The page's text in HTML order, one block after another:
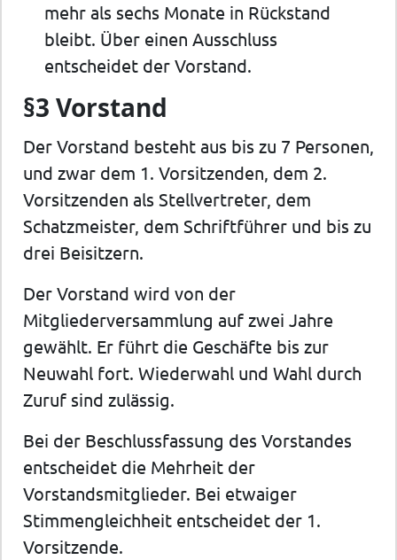
mehr als sechs Monate in Rückstand
bleibt. Über einen Ausschluss
entscheidet der Vorstand.
§3 Vorstand
Der Vorstand besteht aus bis zu 7 Personen,
und zwar dem 1. Vorsitzenden, dem 2.
Vorsitzenden als Stellvertreter, dem
Schatzmeister, dem Schriftführer und bis zu
drei Beisitzern.
Der Vorstand wird von der
Mitgliederversammlung auf zwei Jahre
gewählt. Er führt die Geschäfte bis zur
Neuwahl fort. Wiederwahl und Wahl durch
Zuruf sind zulässig.
Bei der Beschlussfassung des Vorstandes
entscheidet die Mehrheit der
Vorstandsmitglieder. Bei etwaiger
Stimmengleichheit entscheidet der 1.
Vorsitzende.